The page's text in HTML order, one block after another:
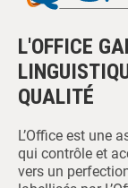
L'OFFICE
QUALITÉ
L’Office est une
qui contrôle et
vers un